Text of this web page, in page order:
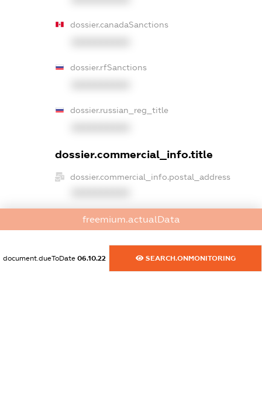
dossier.canadaSanctions
dossier.rfSanctions
dossier.russian_reg_title
dossier.commercial_info.title
dossier.commercial_info.postal_address
dossier.commercial_info.phone
dossier.commercial_info.fax
freemium.actualData
document.dueToDate 06.10.22 SEARCH.ONMONITORING